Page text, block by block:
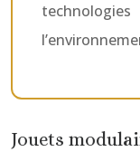
Jouets